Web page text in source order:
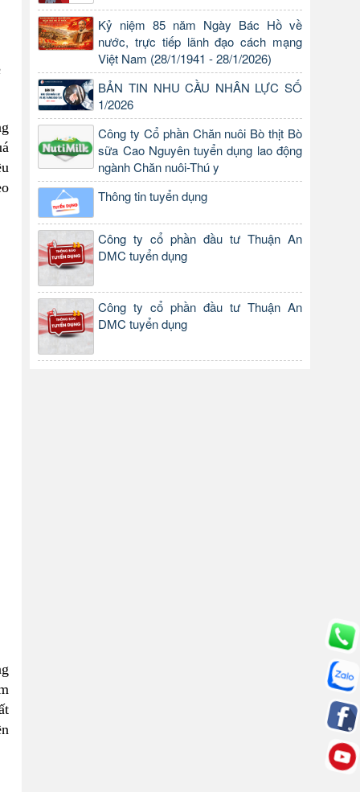
Kỷ niệm 85 năm Ngày Bác Hồ về
nước, trực tiếp lãnh đạo cách mạng
Việt Nam (28/1/1941 - 28/1/2026)
BẢN TIN NHU CẦU NHÂN LỰC SỐ
1/2026
Công ty Cổ phần Chăn nuôi Bò thịt Bò
sữa Cao Nguyên tuyển dụng lao động
ngành Chăn nuôi-Thú y
Thông tin tuyển dụng
Công ty cổ phần đầu tư Thuận An
DMC tuyển dụng
Công ty cổ phần đầu tư Thuận An
DMC tuyển dụng